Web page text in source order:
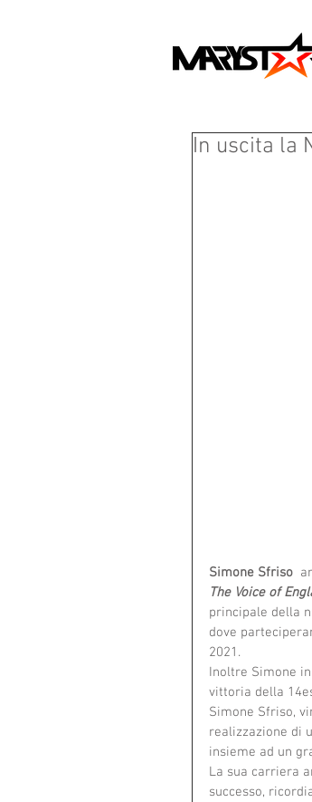
In uscita la
Simone Sfriso
The Voice of
principale della
dove
2021.
Inoltre Simone
vittoria della
Simone Sfriso,
realizzazione di
insieme ad un
La sua carriera
successo,